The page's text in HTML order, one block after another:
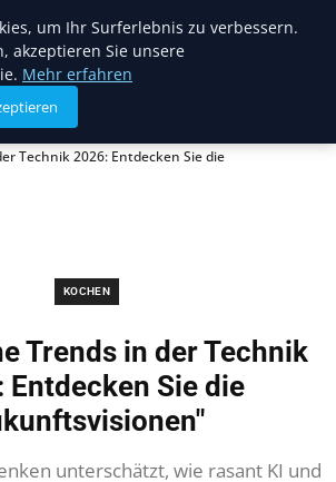
Technik 2026: Entdecken Sie die
KOCHEN
Trends in der Technik
Entdecken Sie die
unterschätzt, wie rasant KI und
um Ihr Surferlebnis zu verbessern.
akzeptieren Sie unsere
Mehr erfahren